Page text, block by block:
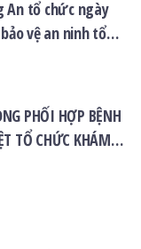
An tổ chức ngày
vệ an ninh tổ
PHỐI HỢP BỆNH
TỔ CHỨC KHÁM